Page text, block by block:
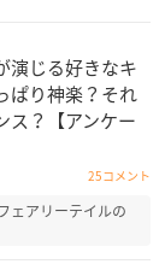
トリニティセブン
ソラ
演じる好きなキ
ぱり神楽？それ
ス？【アンケー
25コメント
ェアリーテイルの